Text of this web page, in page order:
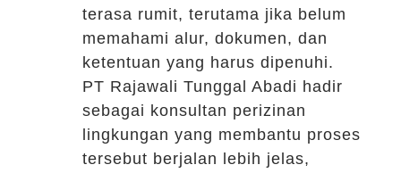
terasa rumit, terutama jika belum
memahami alur, dokumen, dan
ketentuan yang harus dipenuhi.
PT Rajawali Tunggal Abadi hadir
sebagai konsultan perizinan
lingkungan yang membantu proses
tersebut berjalan lebih jelas,